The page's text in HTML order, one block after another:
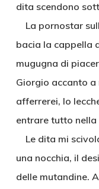
dita scendono
La pornostar
bacia la cappella
mugugna di
Giorgio accanto a
afferrerei, lo
entrare tutto
Le dita mi
una nocchia, il
delle mutandine.